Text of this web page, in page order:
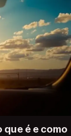
é e como